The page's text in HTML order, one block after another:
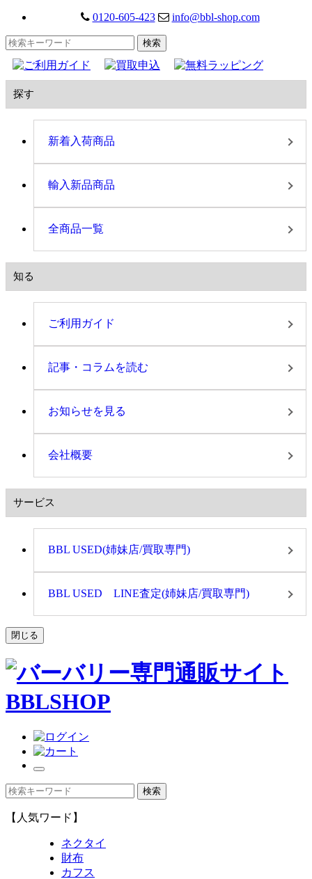
0120-605-423 info@bbl-shop.com
探す
新着入荷商品
輸入新品商品
全商品一覧
知る
ご利用ガイド
記事・コラムを読む
お知らせを見る
会社概要
サービス
BBL USED(姉妹店/買取専門)
BBL USED LINE査定(姉妹店/買取専門)
閉じる
【人気ワード】
ネクタイ
財布
カフス